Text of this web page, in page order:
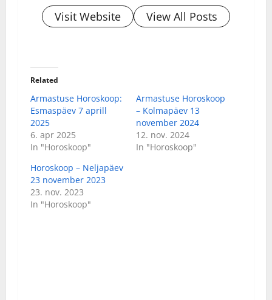
Visit Website View All Posts
Related
Armastuse Horoskoop:
Esmaspäev 7 aprill
2025
6. apr 2025
In "Horoskoop"
Armastuse Horoskoop
– Kolmapäev 13
november 2024
12. nov. 2024
In "Horoskoop"
Horoskoop – Neljapäev
23 november 2023
23. nov. 2023
In "Horoskoop"